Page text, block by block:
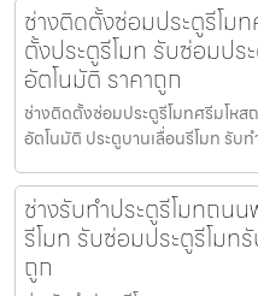
ช่างติดตั้งซ่อมประตูรีโม
ตั้งประตูรีโมท รับซ่อมปร
อัตโนมัติ ราคาถูก
ช่างติดตั้งซ่อมประตูรีโมทศรีมโหส
อัตโนมัติ ประตูบานเลื่อนรีโมท รับ
ช่างรับทำประตูรีโมทถ
รีโมท รับซ่อมประตูรีโมท
ถูก